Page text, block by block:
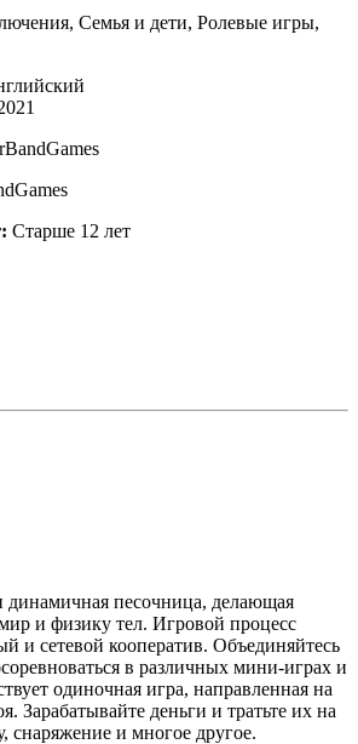
Семья и дети, Ролевые игры,
Старше 12 лет
динамичная песочница, делающая
и физику тел. Игровой процесс
и сетевой кооператив. Объединяйтесь
в различных мини-играх и
одиночная игра, направленная на
Зарабатывайте деньги и тратьте их на
снаряжение и многое другое.